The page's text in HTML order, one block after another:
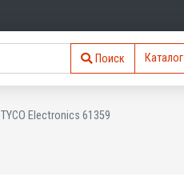
Поиск Каталог
TYCO Electronics 61359